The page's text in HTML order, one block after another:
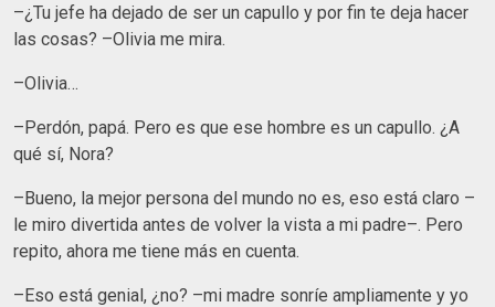
–¿Tu jefe ha dejado de ser un capullo y por fin te deja hacer
las cosas? –Olivia me mira.
–Olivia…
–Perdón, papá. Pero es que ese hombre es un capullo. ¿A
qué sí, Nora?
–Bueno, la mejor persona del mundo no es, eso está claro –
le miro divertida antes de volver la vista a mi padre–. Pero
repito, ahora me tiene más en cuenta.
–Eso está genial, ¿no? –mi madre sonríe ampliamente y yo